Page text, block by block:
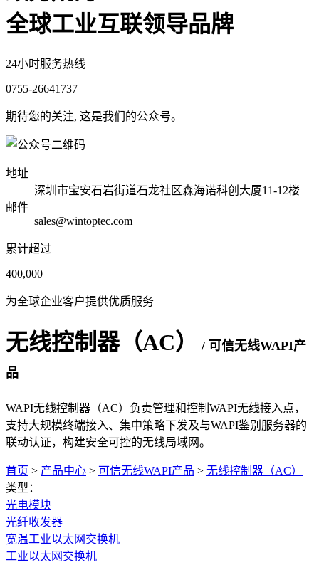
全球工业互联领导品牌
24小时服务热线
0755-26641737
期待您的关注, 这是我们的公众号。
地址
深圳市宝安石岩街道石龙社区森海诺科创大厦11-12楼
邮件
sales@wintoptec.com
累计超过
400,000
为全球企业客户提供优质服务
无线控制器（AC）
/ 可信无线WAPI产
品
WAPI无线控制器（AC）负责管理和控制WAPI无线接入点，
支持大规模终端接入、集中策略下发及与WAPI鉴别服务器的
联动认证，构建安全可控的无线局域网。
首页 > 产品中心 > 可信无线WAPI产品 > 无线控制器（AC）
类型：
光电模块
光纤收发器
宽温工业以太网交换机
工业以太网交换机